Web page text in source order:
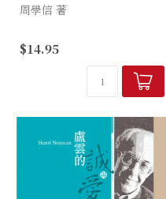
周學信 著
（Dietrich Bonhoeffer
1906-1945）誕生於一百年
前，在六十一年前，他以叛國
罪被處死於納粹的絞刑台。
$14.95